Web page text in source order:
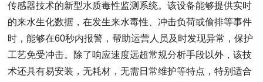
传感器技术的新型水质毒性监测系统。该设备能够提供实时
的来水生化数据，在发生来水毒性、冲击负荷或偷排等事件
时，能够在60秒内报警，帮助运营人员及时发现异常，保护
工艺免受冲击。除了响应速度远超常规分析手段以外，该技
术还具有易安装，无耗材，无需日常维护等特点，特别适合